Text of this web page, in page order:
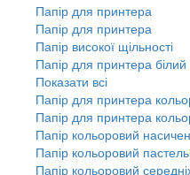
Папір для принтера
Папір для принтера
Папір високої щільності
Папір для принтера білий
Показати всі
Папір для принтера
Папір для принтера
Папір кольоровий
Папір кольоровий
Папір кольоровий